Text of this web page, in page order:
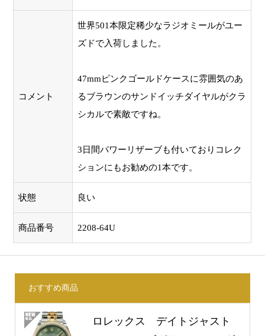
コメント
世界501本限定稀少なラジオミールがユー
ズドで入荷しました。
47mmピンクゴールドケースに雰囲気のあ
るブラウンのサンドイッチダイヤルがクラ
シカルで素敵ですね。
3日間パワーリザーブも付いておりコレク
ションにもお勧めの1本です。
状態 良い
商品番号 2208-64U
おすすめ商品
ロレックス デイトジャスト